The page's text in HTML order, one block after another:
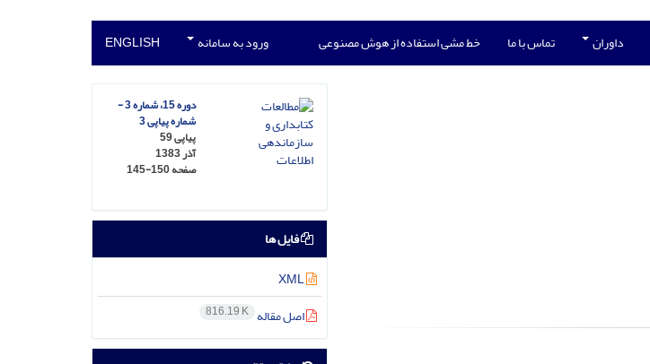
داوران تماس با ما خط مشی استفاده از هوش مصنوعی ورود به سامانه ENGLISH
دوره 15، شماره 3 -
شماره پیاپی 3
پیاپی 59
آذر 1383
صفحه145-150
فایل ها
XML
اصل مقاله 816.19 K